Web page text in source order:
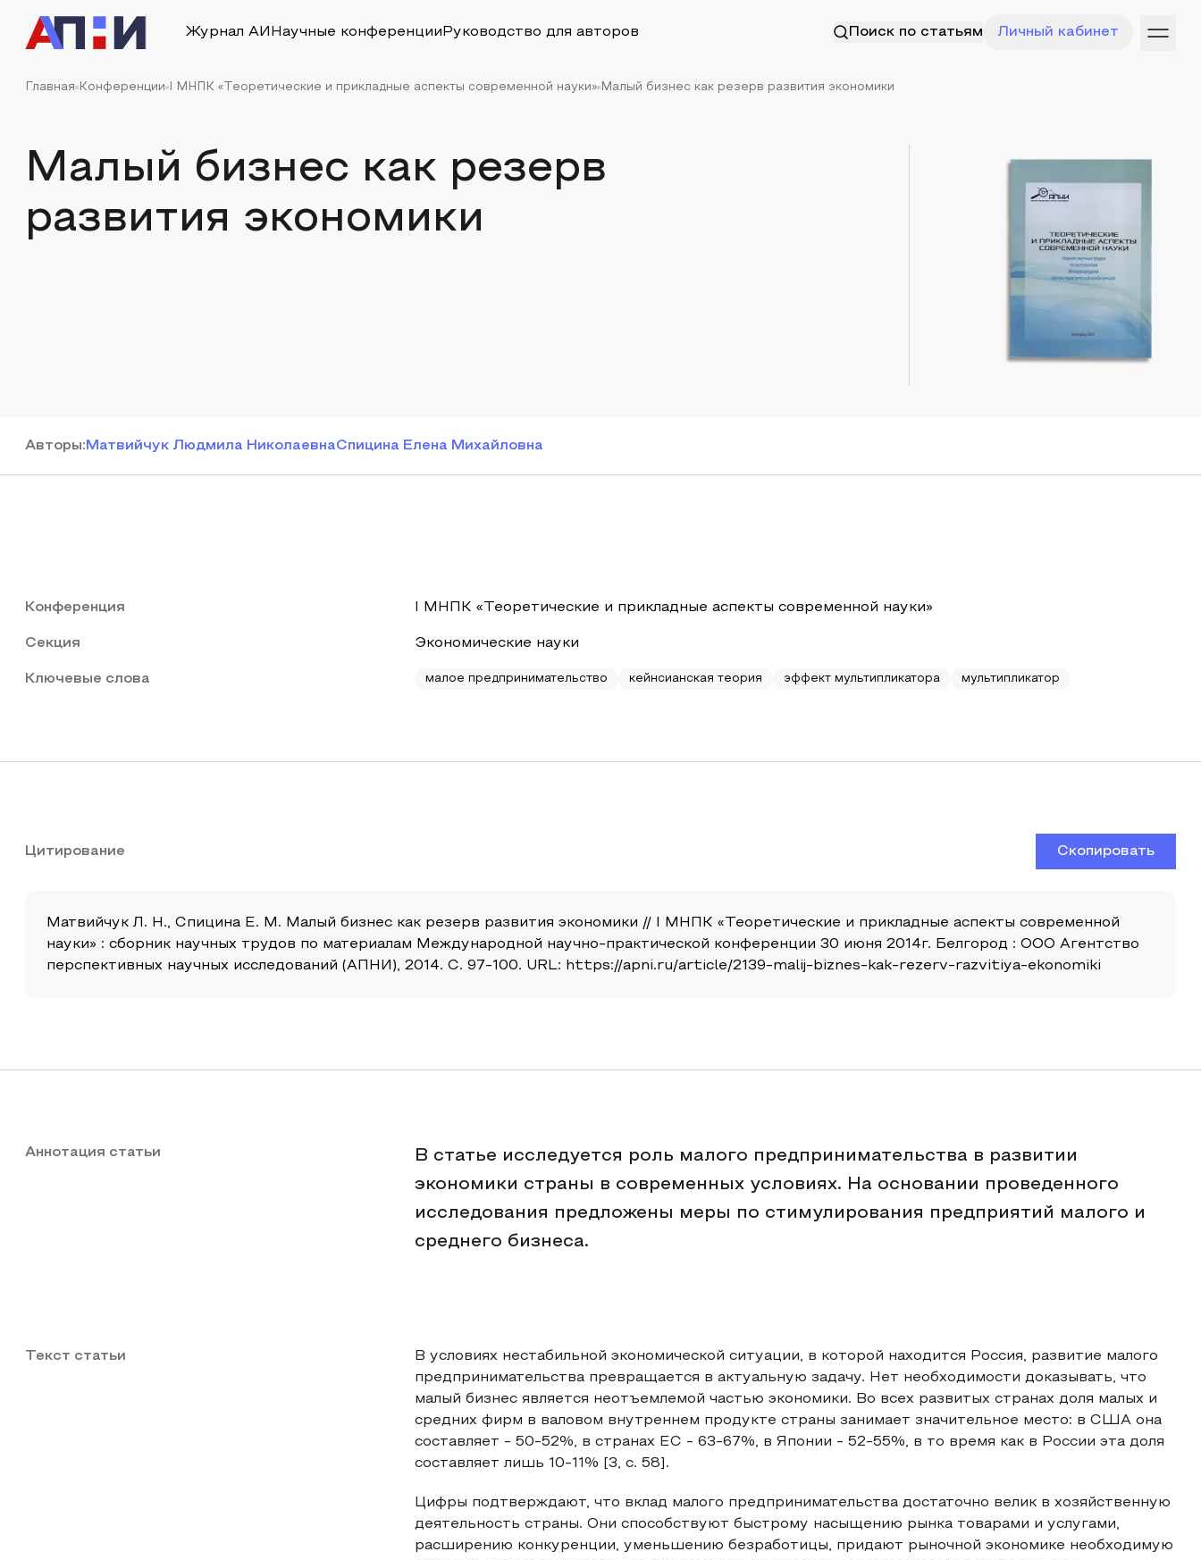
Журнал АИ Научные конференции Руководство для авторов Поиск по статьям Личный кабинет
Главная Конференции I МНПК «Теоретические и прикладные аспекты современной науки» Малый бизнес как резерв развития экономики
Малый бизнес как резерв
развития экономики
Авторы: Матвийчук Людмила НиколаевнаСпицина Елена Михайловна
Конференция I МНПК «Теоретические и прикладные аспекты современной науки»
Секция Экономические науки
Ключевые слова малое предпринимательство кейнсианская теория эффект мультипликатора мультипликатор
Цитирование Скопировать
Матвийчук Л. Н., Спицина Е. М. Малый бизнес как резерв развития экономики // I МНПК «Теоретические и прикладные аспекты современной
науки» : сборник научных трудов по материалам Международной научно-практической конференции 30 июня 2014г. Белгород : ООО Агентство
перспективных научных исследований (АПНИ), 2014. С. 97-100. URL: https://apni.ru/article/2139-malij-biznes-kak-rezerv-razvitiya-ekonomiki
Аннотация статьи
В статье исследуется роль малого предпринимательства в развитии
экономики страны в современных условиях. На основании проведенного
исследования предложены меры по стимулирования предприятий малого и
среднего бизнеса.
Текст статьи
В условиях нестабильной экономической ситуации, в которой находится Россия, развитие малого
предпринимательства превращается в актуальную задачу. Нет необходимости доказывать, что
малый бизнес является неотъемлемой частью экономики. Во всех развитых странах доля малых и
средних фирм в валовом внутреннем продукте страны занимает значительное место: в США она
составляет - 50-52%, в странах ЕС - 63-67%, в Японии - 52-55%, в то время как в России эта доля
составляет лишь 10-11% [3, c. 58].
Цифры подтверждают, что вклад малого предпринимательства достаточно велик в хозяйственную
деятельность страны. Они способствуют быстрому насыщению рынка товарами и услугами,
расширению конкуренции, уменьшению безработицы, придают рыночной экономике необходимую